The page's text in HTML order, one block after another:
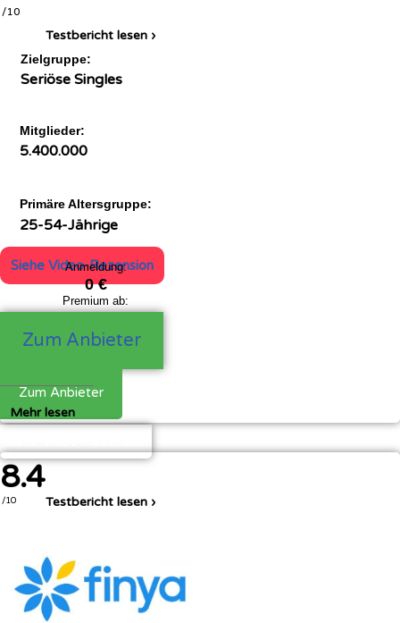
/10
Testbericht lesen ›
Zielgruppe:
Seriöse Singles
Mitglieder:
5.400.000
Primäre Altersgruppe:
25-54-Jährige
Siehe Video-Rezension
Anmeldung:
0 €
Premium ab:
Zum Anbieter
Zum Anbieter
Mehr lesen
8.4
/10 Testbericht lesen ›